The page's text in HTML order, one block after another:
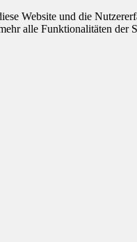
Website und die
alle Funktionalitäten der